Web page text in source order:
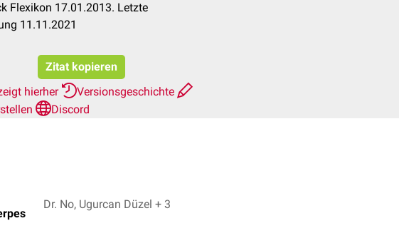
Flexikon 17.01.2013. Letzte
11.11.2021
Zitat kopieren
hierher
Versionsgeschichte
Discord
Dr. No, Ugurcan Düzel + 3